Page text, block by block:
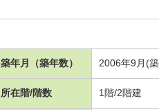
築年月（築年数） 2006年9月(
所在階/階数 1階/2階建